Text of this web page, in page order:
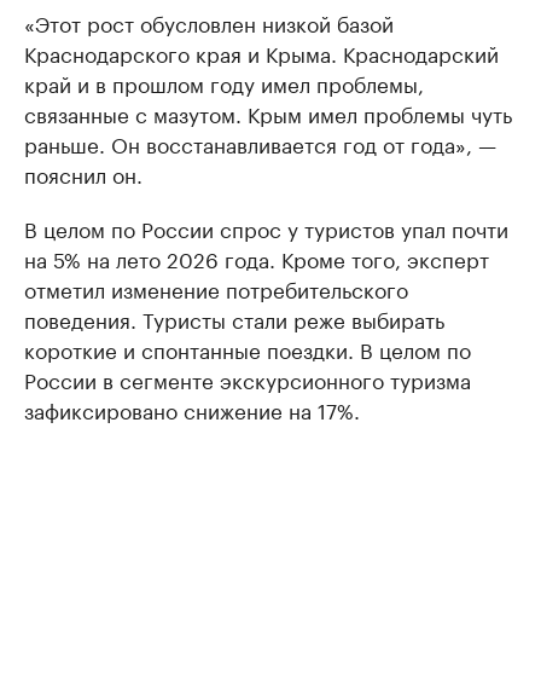
«Этот рост обусловлен низкой базой
Краснодарского края и Крыма. Краснодарский
край и в прошлом году имел проблемы,
связанные с мазутом. Крым имел проблемы чуть
раньше. Он восстанавливается год от года», —
пояснил он.
В целом по России спрос у туристов упал почти
на 5% на лето 2026 года. Кроме того, эксперт
отметил изменение потребительского
поведения. Туристы стали реже выбирать
короткие и спонтанные поездки. В целом по
России в сегменте экскурсионного туризма
зафиксировано снижение на 17%.